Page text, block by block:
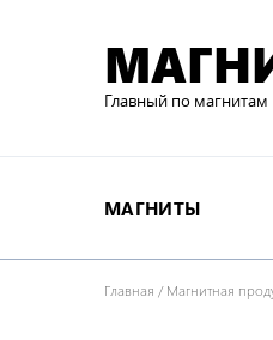
Главный по магнитам
МАГНИТЫ
Главная /Магнитная